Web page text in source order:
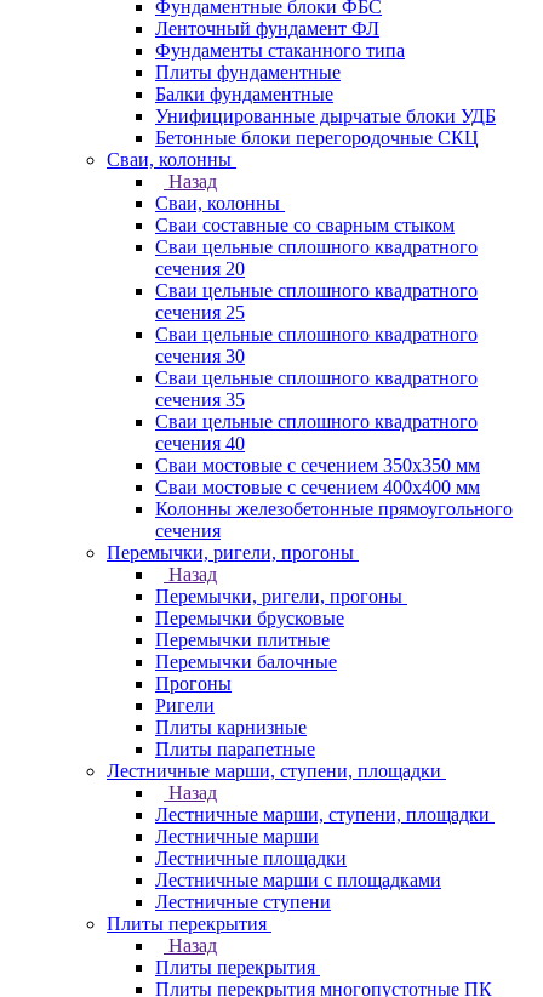
Фундаментные блоки ФБС
Ленточный фундамент ФЛ
Фундаменты стаканного типа
Плиты фундаментные
Балки фундаментные
Унифицированные дырчатые блоки УДБ
Бетонные блоки перегородочные СКЦ
Сваи, колонны
Назад
Сваи, колонны
Сваи составные со сварным стыком
Сваи цельные сплошного квадратного
сечения 20
Сваи цельные сплошного квадратного
сечения 25
Сваи цельные сплошного квадратного
сечения 30
Сваи цельные сплошного квадратного
сечения 35
Сваи цельные сплошного квадратного
сечения 40
Сваи мостовые с сечением 350х350 мм
Сваи мостовые с сечением 400х400 мм
Колонны железобетонные прямоугольного
сечения
Перемычки, ригели, прогоны
Назад
Перемычки, ригели, прогоны
Перемычки брусковые
Перемычки плитные
Перемычки балочные
Прогоны
Ригели
Плиты карнизные
Плиты парапетные
Лестничные марши, ступени, площадки
Назад
Лестничные марши, ступени, площадки
Лестничные марши
Лестничные площадки
Лестничные марши с площадками
Лестничные ступени
Плиты перекрытия
Назад
Плиты перекрытия
Плиты перекрытия многопустотные ПК